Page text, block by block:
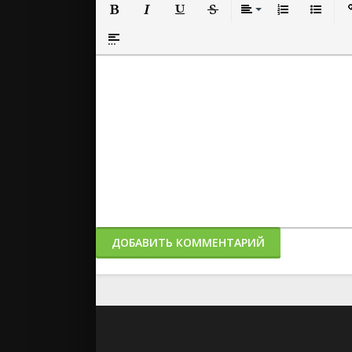
Вставка спойлера
ДОБАВИТЬ КОММЕНТАРИЙ